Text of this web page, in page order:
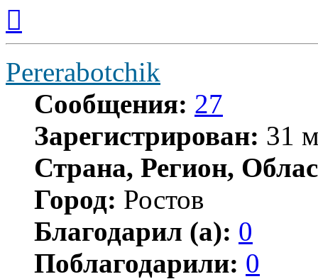
началу
Pererabotchik
Сообщения: 27
Зарегистрирован: 31
Страна, Регион,
Город: Ростов
Благодарил (а): 0
Поблагодарили: 0